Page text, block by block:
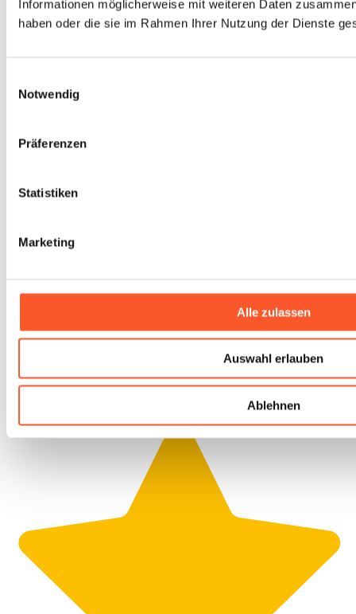
Informationen möglicherweise mit weiteren Daten
haben oder die sie im Rahmen Ihrer Nutzung der Dienste
Notwendig
Präferenzen
Statistiken
Marketing
Alle zulassen
Auswahl erlauben
Ablehnen